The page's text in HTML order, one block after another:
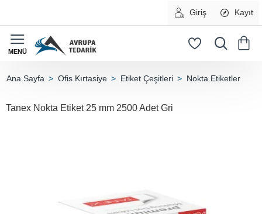
Giriş Kayıt
Ofis Kırtasiye Etiket Çeşitleri Nokta Etiketler
Tanex Nokta Etiket 25 mm 2500 Adet Gri